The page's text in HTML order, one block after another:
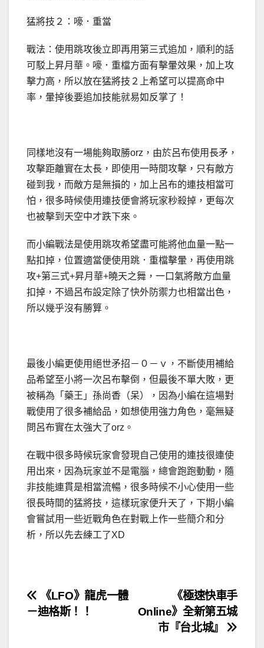
猛將技２：嚎．重當
戰法：使用跳攻後立即再用第三式追加，順利的話
可駁上昇月華。嚎．重檔方面有擊暈效果，加上攻
擊力高，所以放在猛將技２上希望可以提高命中
率，暈掉後要追加技能就易如反掌了！
同樣地沒有一場能夠取勝orz，由於呂布使用長矛，
攻擊距離實在太長，即使用一時間攻擊，只有敵方
碰到我，而敵方是無損的，加上呂布的連技相當可
怕，很多時候使用連技便會將玩家秒殺掉，更每次
也被擊到天空中才跌下來。
而小編戰法是使用跳攻希望盡可能將他血量一點一
點扣掉，位置適當便使用跳．重檔擊暈，再使用跳
攻+第三式+昇月華+曉天之舞，一口氣將敵方血量
扣掉，不過呂布設定除了快外防禦力也相當出色，
所以幾乎沒有勝算。
最後小編更使用絕世矛招－０－ｖ，不斷使用補給
品希望至小將一次呂布擊倒，但最後不單大敗，更
被稱為「藥王」孫尚香（呆），因為小編在這場對
戰使用了很多補給品，如想使用強力角色，毫無疑
問呂布實在太強大了orz。
在戰中很多時候玩家會發現自己使用的連技很連使
用出來，因為玩家並不是電腦，總會跑跑動動，隨
非技能連貫是相當流暢，很多時候不小心使用一些
很長時間的猛將技，這樣玩家便升天了，下期小編
會嘗試用一些近戰角色在對戰上作一些簡介和分
析，所以先去練工了XD
文
章
《極速快車手
Online》全新第五城
市『台北城』
《LFO》龍虎一體
－迪格斯！！